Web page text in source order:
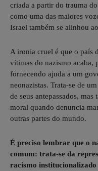
criada a partir do trauma
como uma das maiores
Israel também se alinhou
A ironia cruel é que o país
vítimas do nazismo acaba,
fornecendo ajuda a um
neonazistas. Trata-se de
de seus antepassados,
moral quando denuncia
outras partes do mundo.
É preciso lembrar que o
comum: trata-se da
racismo institucionalizado